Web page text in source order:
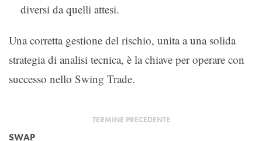
diversi da quelli attesi.
Una corretta gestione del rischio, unita a una solida
strategia di analisi tecnica, è la chiave per operare con
successo nello Swing Trade.
TERMINE PRECEDENTE
SWAP